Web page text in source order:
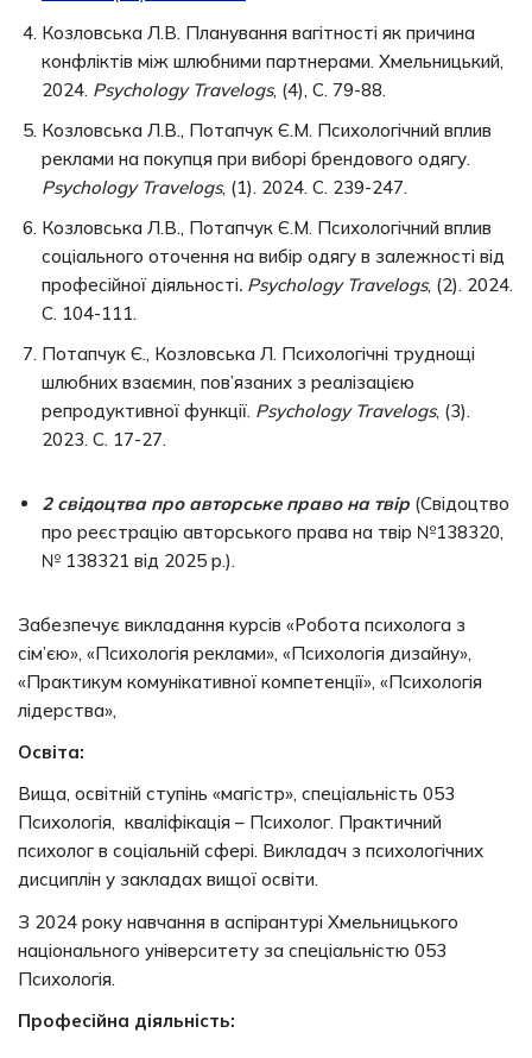
Козловська Л.В. Планування вагітності як причина
конфліктів між шлюбними партнерами. Хмельницький,
2024. Psychology Travelogs, (4), С. 79-88.
Козловська Л.В., Потапчук Є.М. Психологічний вплив
реклами на покупця при виборі брендового одягу.
Psychology Travelogs, (1). 2024. С. 239-247.
Козловська Л.В., Потапчук Є.М. Психологічний вплив
соціального оточення на вибір одягу в залежності від
професійної діяльності. Psychology Travelogs, (2). 2024.
С. 104-111.
Потапчук Є., Козловська Л. Психологічні труднощі
шлюбних взаємин, пов’язаних з реалізацією
репродуктивної функції. Psychology Travelogs, (3).
2023. С. 17-27.
2 свідоцтва про авторське право на твір (Свідоцтво
про реєстрацію авторського права на твір №138320,
№ 138321 від 2025 р.).
Забезпечує викладання курсів «Робота психолога з
сім’єю», «Психологія реклами», «Психологія дизайну»,
«Практикум комунікативної компетенції», «Психологія
лідерства»,
Освіта:
Вища, освітній ступінь «магістр», спеціальність 053
Психологія, кваліфікація – Психолог. Практичний
психолог в соціальній сфері. Викладач з психологічних
дисциплін у закладах вищої освіти.
З 2024 року навчання в аспірантурі Хмельницького
національного університету за спеціальністю 053
Психологія.
Професійна діяльність: